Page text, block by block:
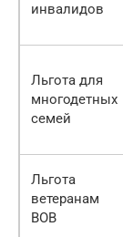
инвалидов
Льгота для
многодетных
семей
Льгота
ветеранам
ВОВ